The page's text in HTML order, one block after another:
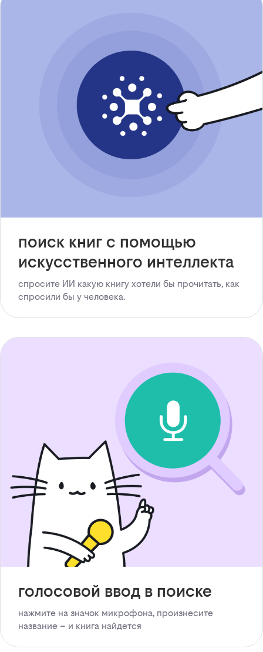
поиск книг с помощью
искусственного интеллекта
спросите ИИ какую книгу хотели бы прочитать, как
спросили бы у человека.
голосовой ввод в поиске
нажмите на значок микрофона, произнесите
название – и книга найдется